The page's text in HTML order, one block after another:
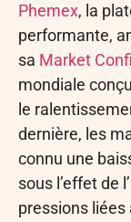
Phemex, la
performante,
sa Market
mondiale
le
dernière, les
connu une
sous l’effet de
pressions